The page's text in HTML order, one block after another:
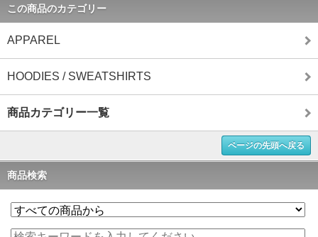
この商品のカテゴリー
APPAREL
HOODIES / SWEATSHIRTS
商品カテゴリー一覧
ページの先頭へ戻る
商品検索